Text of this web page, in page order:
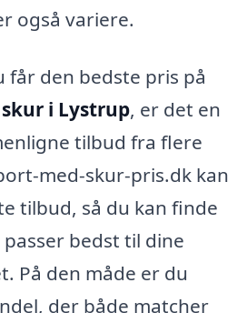
også variere.
får den bedste pris på
i Lystrup, er det en
tilbud fra flere
med-skur-pris.dk kan
tilbud, så du kan finde
bedst til dine
På den måde er du
der både matcher